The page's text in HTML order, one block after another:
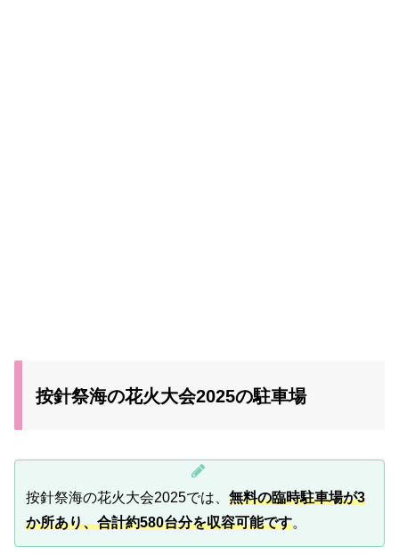
按針祭海の花火大会2025の駐車場
按針祭海の花火大会2025では、 無料の臨時駐車場が3
か所あり、合計約580台分を収容可能です。